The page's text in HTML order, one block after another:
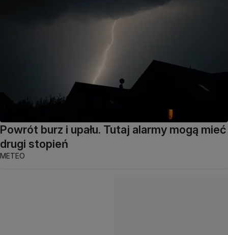
Powrót burz i upału. Tutaj alarmy mogą mieć
drugi stopień
METEO